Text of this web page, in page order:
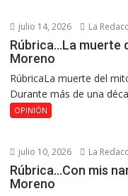
julio 14, 2026 La
Rúbrica…La muerte
Moreno
RúbricaLa muerte del
Durante más de una
OPINIÓN
julio 10, 2026 La
Rúbrica…Con mis
Moreno